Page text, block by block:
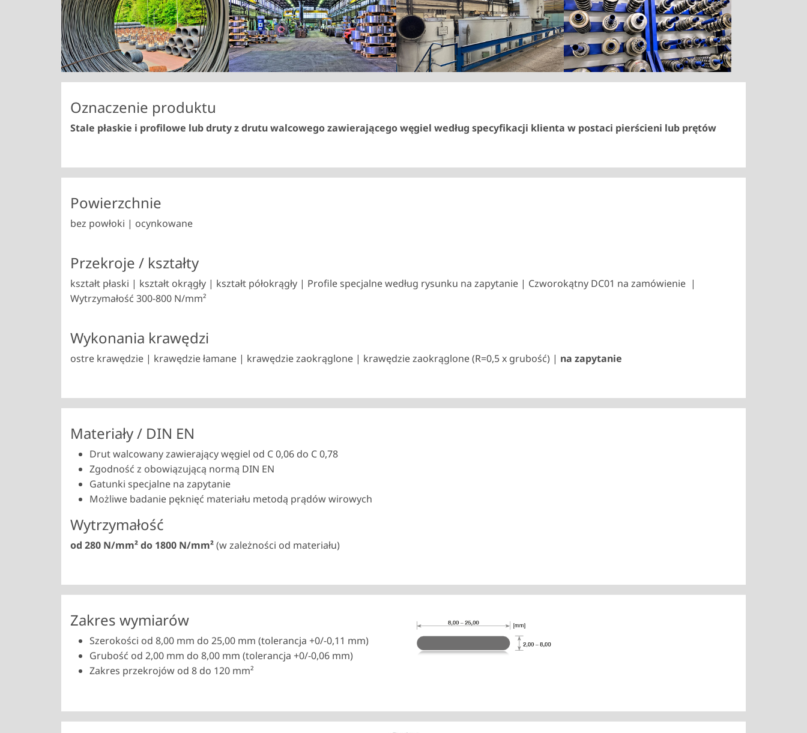
Oznaczenie produktu
Stale płaskie i profilowe lub druty z drutu walcowego zawierającego węgiel według specyfikacji klienta w postaci pierścieni lub prętów
Powierzchnie
bez powłoki | ocynkowane
Przekroje / kształty
kształt płaski | kształt okrągły | kształt półokrągły | Profile specjalne według rysunku na zapytanie | Czworokątny DC01 na zamówienie |
Wytrzymałość 300-800 N/mm²
Wykonania krawędzi
ostre krawędzie | krawędzie łamane | krawędzie zaokrąglone | krawędzie zaokrąglone (R=0,5 x grubość) | na zapytanie
Materiały / DIN EN
Drut walcowany zawierający węgiel od C 0,06 do C 0,78
Zgodność z obowiązującą normą DIN EN
Gatunki specjalne na zapytanie
Możliwe badanie pęknięć materiału metodą prądów wirowych
Wytrzymałość
od 280 N/mm² do 1800 N/mm²(w zależności od materiału)
Zakres wymiarów
Szerokości od 8,00 mm do 25,00 mm (tolerancja +0/-0,11 mm)
Grubość od 2,00 mm do 8,00 mm (tolerancja +0/-0,06 mm)
Zakres przekrojów od 8 do 120 mm²